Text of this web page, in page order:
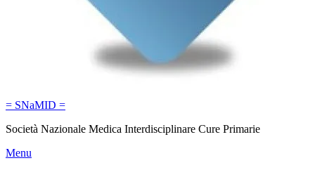
= SNaMID =
Società Nazionale Medica Interdisciplinare Cure Primarie
Menu